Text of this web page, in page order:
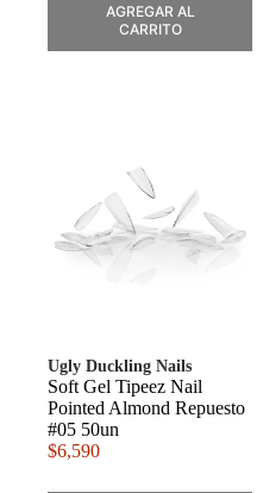
AGREGAR AL
CARRITO
Ugly Duckling Nails
Soft Gel Tipeez Nail
Pointed Almond Repuesto
#05 50un
$6,590